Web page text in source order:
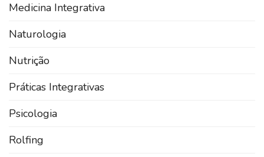
Medicina Integrativa
Naturologia
Nutrição
Práticas Integrativas
Psicologia
Rolfing